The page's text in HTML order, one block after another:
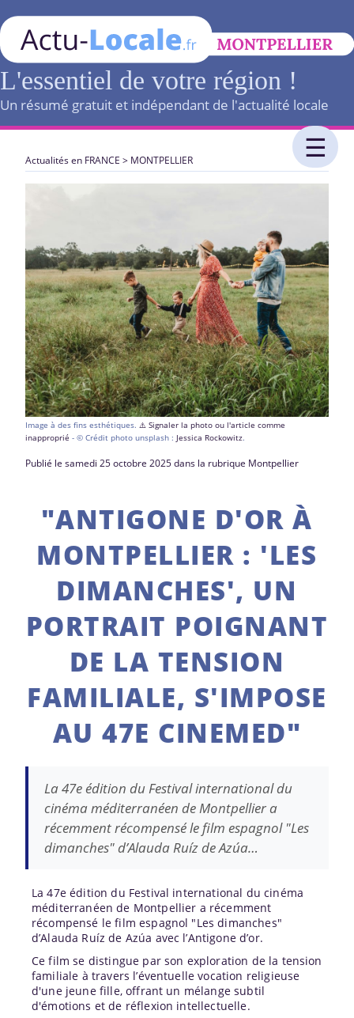
L'essentiel de votre région !
Un résumé gratuit et indépendant de l'actualité locale
Actualités en FRANCE > MONTPELLIER
Image à des fins esthétiques. ⚠️ Signaler la photo ou l'article comme
inapproprié - © Crédit photo unsplash : Jessica Rockowitz.
Publié le samedi 25 octobre 2025 dans la rubrique Montpellier
"ANTIGONE D'OR À
MONTPELLIER : 'LES
DIMANCHES', UN
PORTRAIT POIGNANT
DE LA TENSION
FAMILIALE, S'IMPOSE
AU 47E CINEMED"
La 47e édition du Festival international du
cinéma méditerranéen de Montpellier a
récemment récompensé le film espagnol "Les
dimanches" d’Alauda Ruíz de Azúa…
La 47e édition du Festival international du cinéma
méditerranéen de Montpellier a récemment
récompensé le film espagnol "Les dimanches"
d’Alauda Ruíz de Azúa avec l’Antigone d’or.
Ce film se distingue par son exploration de la tension
familiale à travers l’éventuelle vocation religieuse
d'une jeune fille, offrant un mélange subtil
d'émotions et de réflexion intellectuelle.